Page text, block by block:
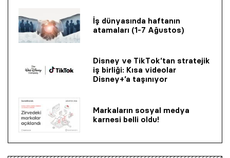
İş dünyasında haftanın
atamaları (1-7 Ağustos)
Disney ve TikTok’tan stratejik
iş birliği: Kısa videolar
Disney+’a taşınıyor
Markaların sosyal medya
karnesi belli oldu!